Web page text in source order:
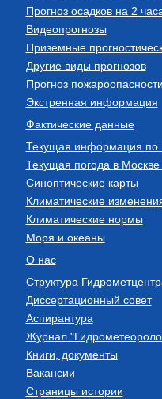
Прогноз осадков на 2
Видеопрогнозы
Приземные
Другие виды прогнозов
Прогноз пожароопасности
Экстренная информация
Фактические данные
Текущая информация по
Текущая погода в Москве
Синоптические карты
Климатические
Климатические нормы
Моря и океаны
О нас
Структура
Диссертационный совет
Аспирантура
Журнал
Книги, документы
Вакансии
Страницы истории